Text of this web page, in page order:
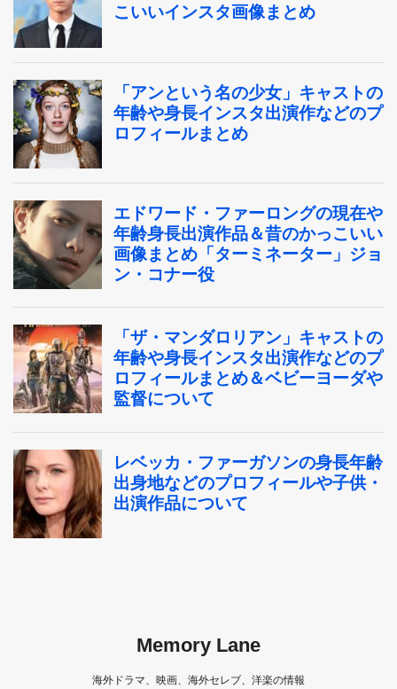
Memory Lane
海外ドラマ、映画、海外セレブ、洋楽の情報